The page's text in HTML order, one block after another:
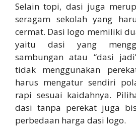
Selain topi, dasi juga
seragam sekolah yang
cermat. Dasi logo memiliki
yaitu dasi yang
sambungan atau “dasi
tidak menggunakan
harus mengatur sendiri
rapi sesuai kaidahnya.
dasi tanpa perekat juga
perbedaan harga dasi logo.